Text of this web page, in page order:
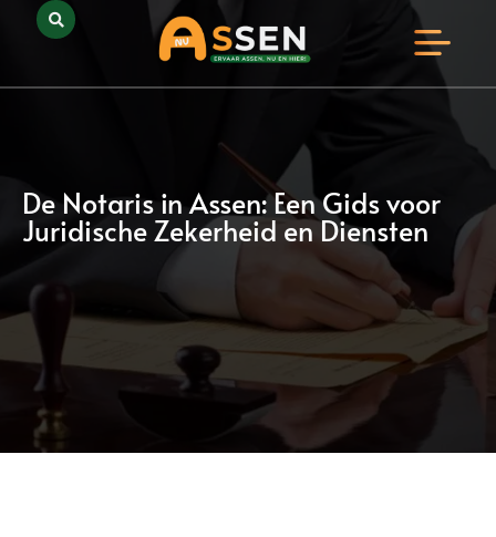
De Notaris in Assen: Een Gids voor
Juridische Zekerheid en Diensten